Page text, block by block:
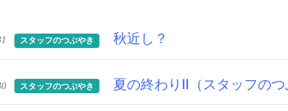
スタッフのつぶやき 秋近し？
スタッフのつぶやき 夏の終わりⅡ（スタッフのつ